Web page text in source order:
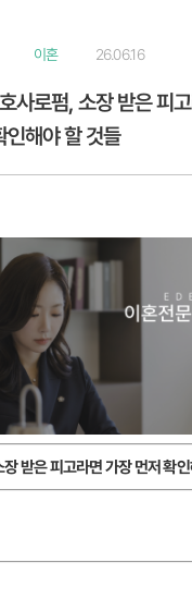
이혼 26.06.16
사로펌, 소장 받은 피
인해야 할 것들
받은 피고라면 가장 먼저 확